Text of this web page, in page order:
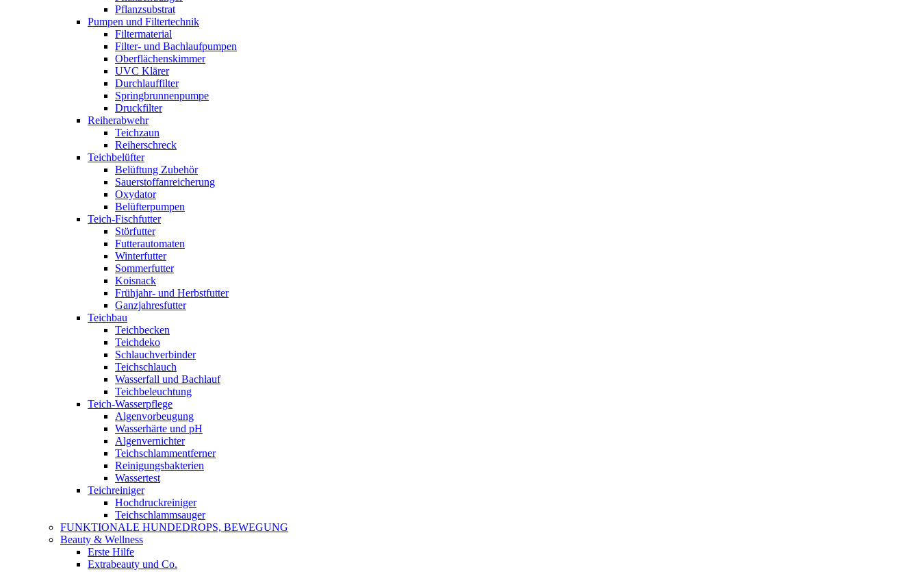
Pflanzsubstrat
Pumpen und Filtertechnik
Filtermaterial
Filter- und Bachlaufpumpen
Oberflächenskimmer
UVC Klärer
Durchlauffilter
Springbrunnenpumpe
Druckfilter
Reiherabwehr
Teichzaun
Reiherschreck
Teichbelüfter
Belüftung Zubehör
Sauerstoffanreicherung
Oxydator
Belüfterpumpen
Teich-Fischfutter
Störfutter
Futterautomaten
Winterfutter
Sommerfutter
Koisnack
Frühjahr- und Herbstfutter
Ganzjahresfutter
Teichbau
Teichbecken
Teichdeko
Schlauchverbinder
Teichschlauch
Wasserfall und Bachlauf
Teichbeleuchtung
Teich-Wasserpflege
Algenvorbeugung
Wasserhärte und pH
Algenvernichter
Teichschlammentferner
Reinigungsbakterien
Wassertest
Teichreiniger
Hochdruckreiniger
Teichschlammsauger
FUNKTIONALE HUNDEDROPS, BEWEGUNG
Beauty & Wellness
Erste Hilfe
Extrabeauty und Co.